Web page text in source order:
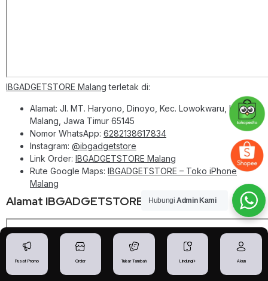
IBGADGETSTORE Malang terletak di:
Alamat: Jl. MT. Haryono, Dinoyo, Kec. Lowokwaru, Kota
Malang, Jawa Timur 65145
Nomor WhatsApp: 6282138617834
Instagram: @ibgadgetstore
Link Order: IBGADGETSTORE Malang
Rute Google Maps: IBGADGETSTORE – Toko iPhone
Malang
Alamat IBGADGETSTORE Madiun
Pusat Promo Order Tukar Tambah Lindungi+ Akun
Hubungi Admin Kami